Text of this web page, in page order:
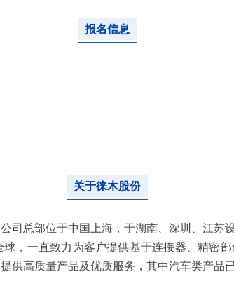
报名信息
关于徕木股份
司总部位于中国上海，于湖南、深圳、江苏
，一直致力为客户提供基于连接器、精密
供高质量产品及优质服务，其中汽车类产